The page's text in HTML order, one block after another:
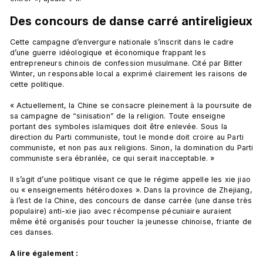
Des concours de danse carré antireligieux
Cette campagne d’envergure nationale s’inscrit dans le cadre
d’une guerre idéologique et économique frappant les
entrepreneurs chinois de confession musulmane. Cité par Bitter
Winter, un responsable local a exprimé clairement les raisons de
cette politique.
« Actuellement, la Chine se consacre pleinement à la poursuite de
sa campagne de “sinisation” de la religion. Toute enseigne
portant des symboles islamiques doit être enlevée. Sous la
direction du Parti communiste, tout le monde doit croire au Parti
communiste, et non pas aux religions. Sinon, la domination du Parti
communiste sera ébranlée, ce qui serait inacceptable. »
Il s’agit d’une politique visant ce que le régime appelle les xie jiao
ou « enseignements hétérodoxes ». Dans la province de Zhejiang,
à l’est de la Chine, des concours de danse carrée (une danse très
populaire) anti-xie jiao avec récompense pécuniaire auraient
même été organisés pour toucher la jeunesse chinoise, friante de
ces danses.
A lire également :